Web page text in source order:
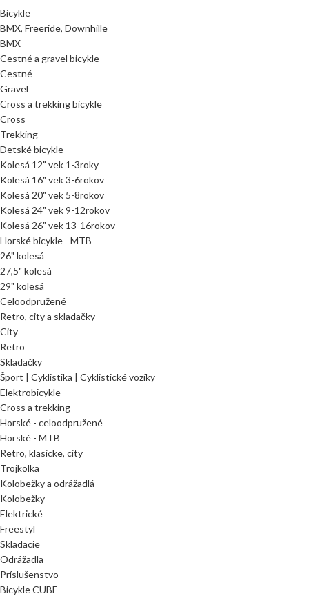
Bicykle
BMX, Freeride, Downhille
BMX
Cestné a gravel bicykle
Cestné
Gravel
Cross a trekking bicykle
Cross
Trekking
Detské bicykle
Kolesá 12" vek 1-3roky
Kolesá 16" vek 3-6rokov
Kolesá 20" vek 5-8rokov
Kolesá 24" vek 9-12rokov
Kolesá 26" vek 13-16rokov
Horské bicykle - MTB
26" kolesá
27,5" kolesá
29" kolesá
Celoodpružené
Retro, city a skladačky
City
Retro
Skladačky
Šport | Cyklistika | Cyklistické vozíky
Elektrobicykle
Cross a trekking
Horské - celoodpružené
Horské - MTB
Retro, klasicke, city
Trojkolka
Kolobežky a odrážadlá
Kolobežky
Elektrické
Freestyl
Skladacie
Odrážadla
Príslušenstvo
Bicykle CUBE